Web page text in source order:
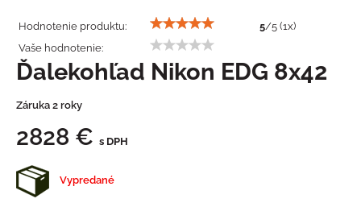
Hodnotenie produktu: 5/5 (1x)
Vaše hodnotenie:
Ďalekohľad Nikon EDG 8x42
Záruka 2 roky
2828 € s DPH
Vypredané